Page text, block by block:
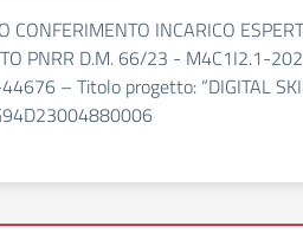
CONFERIMENTO INCARICO
PNRR D.M. 66/23 - M4C1I2.1-
– Titolo progetto: “DIGITAL